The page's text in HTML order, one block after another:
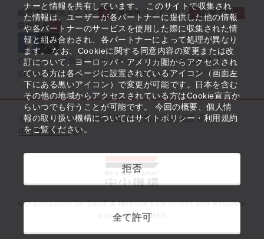
ナーと情報を共有しています。 このサイトで収集され
た情報は、ユーザーが各パートナーに提供した他の情報
や各パートナーのサービスを使用した際に収集された情
報と組み合わされ、各パートナーによって処理が異なり
ます。 なお、Cookieに関する同意内容の変更または改
訂について、ヨーロッパ・アメリカ圏からアクセスされ
ている方は各ページに設置されているアイコン（画面左
下にある黒いアイコン）で変更が可能です。日本を含む
その他の地域からアクセスされている方はCookie宣言か
らいつでも行うことが可能です。 今回の概要、個人情
報の取り扱い機構についてはサイトポリシー・利用規約
をご覧ください。
拒否
全て許可
経営課題解決メニュー 支援情報ヘッドライン
起業支援
取組事例
役立つリンク集 サイトマップ
サイト利用条件
SNS公式アカウント一覧
ウェブアクセシビリティ
サイトポリシー・利用規約
個人情報保護
中小機構とは
©Organization for Small & Medium Enterprises and Regional
Innovation, JAPAN